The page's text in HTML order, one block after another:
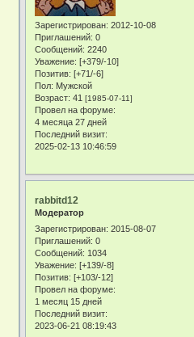
Зарегистрирован: 2012-10-08
Приглашений: 0
Сообщений: 2240
Уважение: [+379/-10]
Позитив: [+71/-6]
Пол: Мужской
Возраст: 41[1985-07-11]
Провел на форуме:
4 месяца 27 дней
Последний визит:
2025-02-13 10:46:59
rabbitd12
Модератор
Зарегистрирован: 2015-08-07
Приглашений: 0
Сообщений: 1034
Уважение: [+139/-8]
Позитив: [+103/-12]
Провел на форуме:
1 месяц 15 дней
Последний визит:
2023-06-21 08:19:43